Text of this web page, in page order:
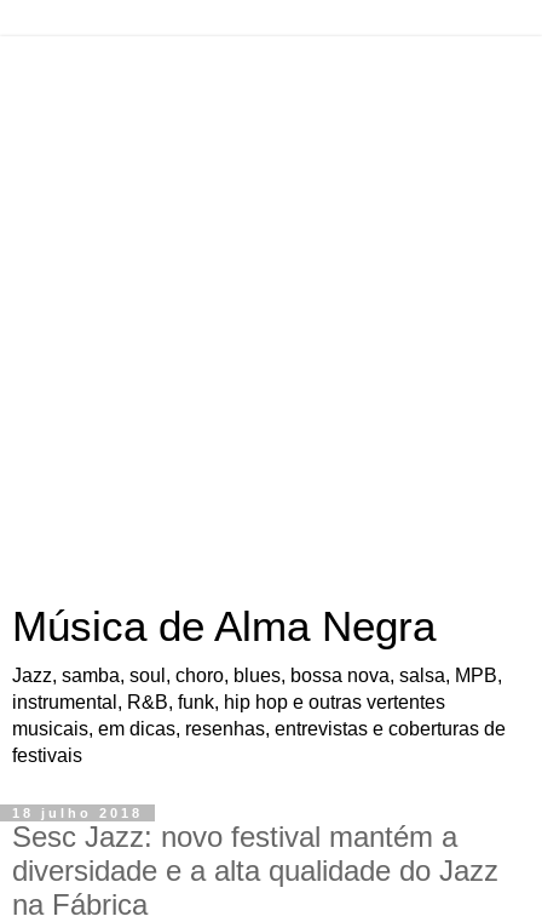
Música de Alma Negra
Jazz, samba, soul, choro, blues, bossa nova, salsa, MPB,
instrumental, R&B, funk, hip hop e outras vertentes
musicais, em dicas, resenhas, entrevistas e coberturas de
festivais
18 julho 2018
Sesc Jazz: novo festival mantém a
diversidade e a alta qualidade do Jazz
na Fábrica